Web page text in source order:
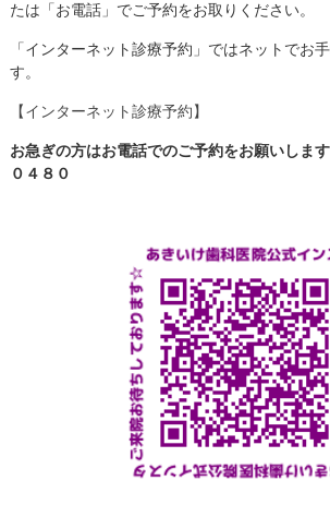
たは「お電話」でご予約をお取りください。
「インターネット診療予約」ではネットでお
す。
【インターネット診療予約】
お急ぎの方はお電話でのご予約をお願いしま
０４８０